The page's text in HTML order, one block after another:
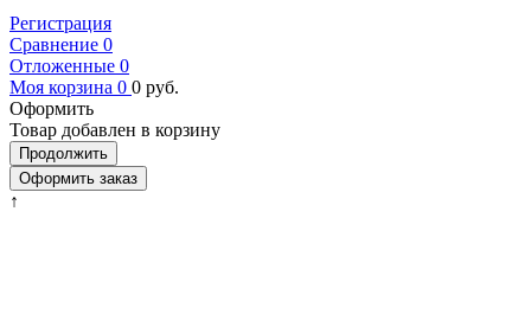
Регистрация
Сравнение 0
Отложенные 0
Моя корзина 0 0 руб.
Оформить
Товар добавлен в корзину
Продолжить
Оформить заказ
↑